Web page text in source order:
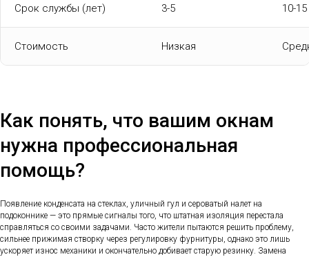
Срок службы (лет) 3-5 10-15
Стоимость Низкая
Как понять, что вашим окнам
нужна профессиональная
помощь?
Появление конденсата на стеклах, уличный гул и сероватый налет на
подоконнике — это прямые сигналы того, что штатная изоляция перестала
справляться со своими задачами. Часто жители пытаются решить проблему,
сильнее прижимая створку через регулировку фурнитуры, однако это лишь
ускоряет износ механики и окончательно добивает старую резинку. Замена